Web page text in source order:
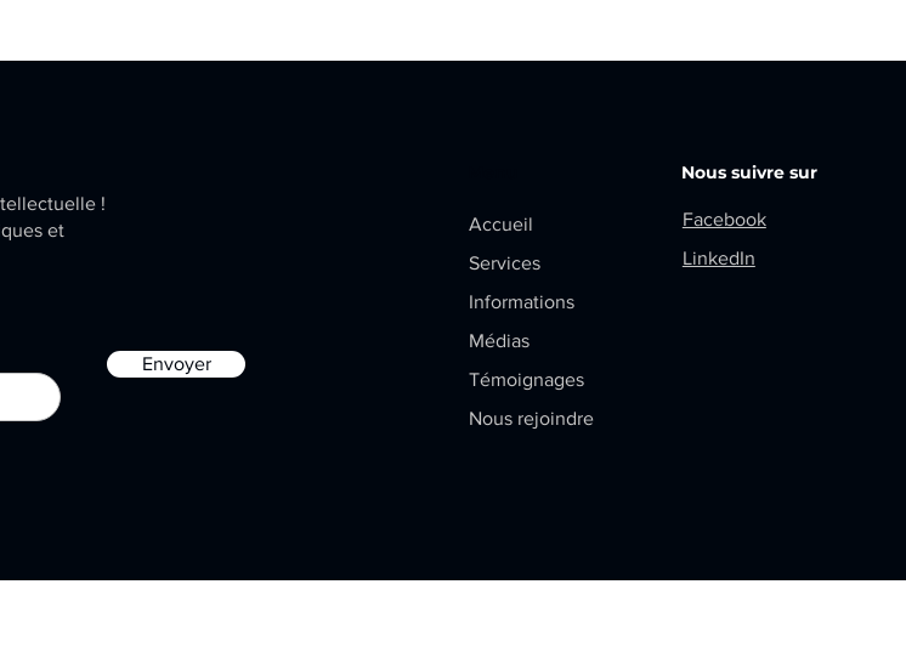
!
et
Envoyer
Accueil
Services
Informations
Médias
Témoignages
Nous rejoindre
Nous suivre sur
Facebook
LinkedIn